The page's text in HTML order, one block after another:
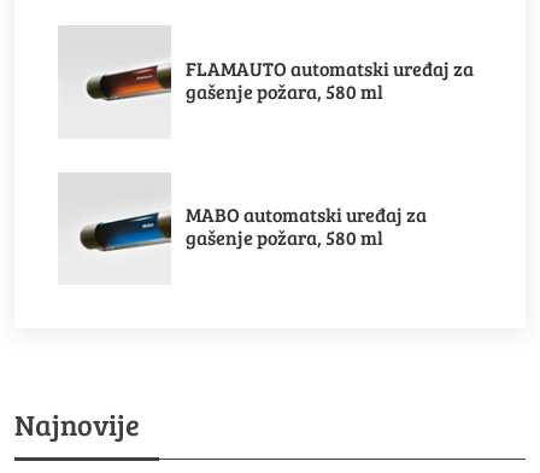
FLAMAUTO automatski uređaj za
gašenje požara, 580 ml
MABO automatski uređaj za
gašenje požara, 580 ml
Najnovije